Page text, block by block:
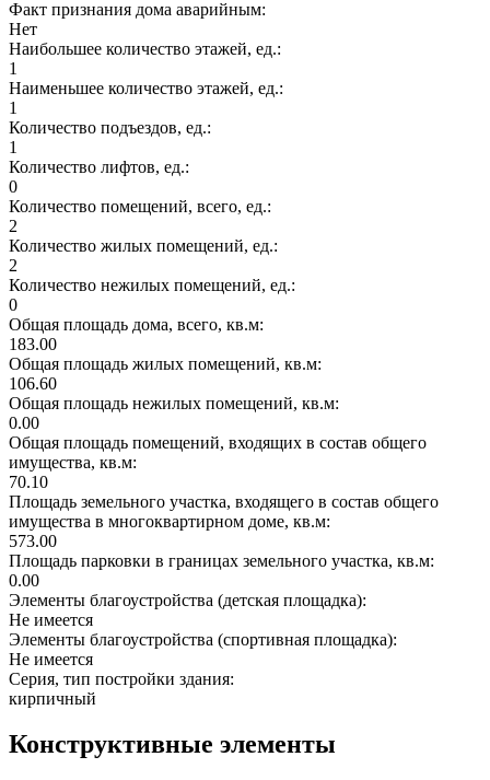
Факт признания дома аварийным:
Нет
Наибольшее количество этажей, ед.:
1
Наименьшее количество этажей, ед.:
1
Количество подъездов, ед.:
1
Количество лифтов, ед.:
0
Количество помещений, всего, ед.:
2
Количество жилых помещений, ед.:
2
Количество нежилых помещений, ед.:
0
Общая площадь дома, всего, кв.м:
183.00
Общая площадь жилых помещений, кв.м:
106.60
Общая площадь нежилых помещений, кв.м:
0.00
Общая площадь помещений, входящих в состав общего
имущества, кв.м:
70.10
Площадь земельного участка, входящего в состав общего
имущества в многоквартирном доме, кв.м:
573.00
Площадь парковки в границах земельного участка, кв.м:
0.00
Элементы благоустройства (детская площадка):
Не имеется
Элементы благоустройства (спортивная площадка):
Не имеется
Серия, тип постройки здания:
кирпичный
Конструктивные элементы